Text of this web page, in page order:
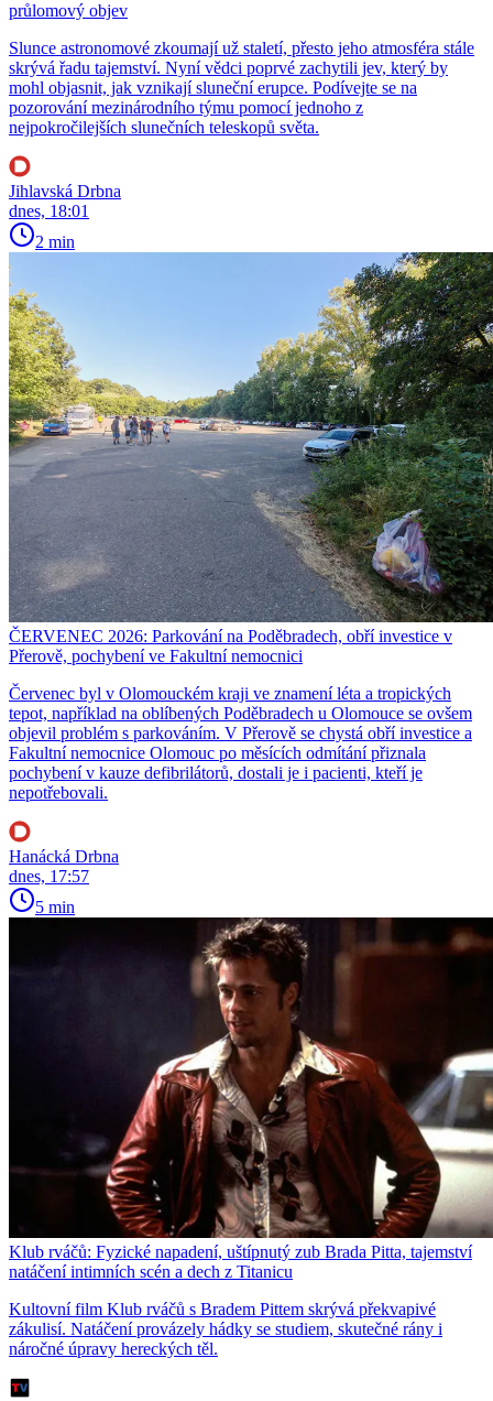
průlomový objev
Slunce astronomové zkoumají už staletí, přesto jeho atmosféra stále
skrývá řadu tajemství. Nyní vědci poprvé zachytili jev, který by
mohl objasnit, jak vznikají sluneční erupce. Podívejte se na
pozorování mezinárodního týmu pomocí jednoho z
nejpokročilejších slunečních teleskopů světa.
Jihlavská Drbna
dnes, 18:01
2 min
ČERVENEC 2026: Parkování na Poděbradech, obří investice v
Přerově, pochybení ve Fakultní nemocnici
Červenec byl v Olomouckém kraji ve znamení léta a tropických
tepot, například na oblíbených Poděbradech u Olomouce se ovšem
objevil problém s parkováním. V Přerově se chystá obří investice a
Fakultní nemocnice Olomouc po měsících odmítání přiznala
pochybení v kauze defibrilátorů, dostali je i pacienti, kteří je
nepotřebovali.
Hanácká Drbna
dnes, 17:57
5 min
Klub rváčů: Fyzické napadení, uštípnutý zub Brada Pitta, tajemství
natáčení intimních scén a dech z Titanicu
Kultovní film Klub rváčů s Bradem Pittem skrývá překvapivé
zákulisí. Natáčení provázely hádky se studiem, skutečné rány i
náročné úpravy hereckých těl.